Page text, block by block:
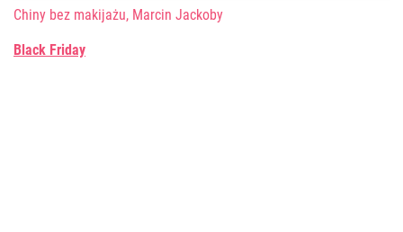
Chiny bez makijażu, Marcin Jackoby
Black Friday